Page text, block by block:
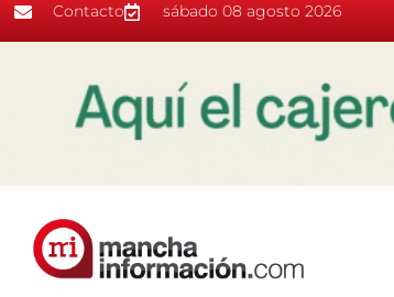
Contacto sábado 08 agosto 2026